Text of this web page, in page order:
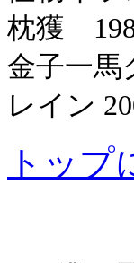
枕獲
金子一
レイン
トップ